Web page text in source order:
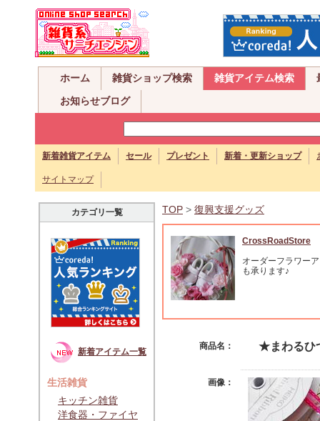
ホーム 雑貨ショップ検索 雑貨アイテム検索
お知らせブログ
新着雑貨アイテム セール プレゼント 新着・更新ショップ
サイトマップ
カテゴリ一覧
新着アイテム一覧
生活雑貨
キッチン雑貨
洋食器・ファイヤ
TOP > 復興支援グッズ
CrossRoadStore
オーダーフラワー
も承ります♪
商品名： ★まわるひ
画像：